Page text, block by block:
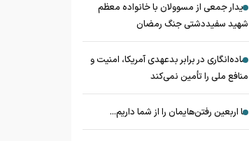
دیدار جمعی از مسوولان با خانواده معظم
شهید سفیددشتی جنگ رمضان
ساده‌انگاری در برابر بدعهدی آمریکا، امنیت و
منافع ملی را تأمین نمی‌کند
ما اربعین رفتن‌هایمان را از شما داریم...